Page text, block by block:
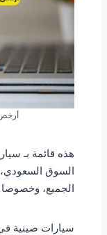
أرخص
هذه قائمة بـ
السوق
الجميع،
سيارات صينية